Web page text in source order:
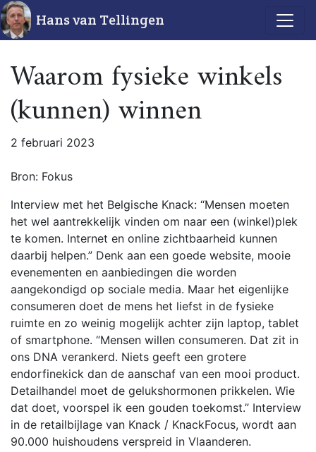
Hans van Tellingen
Waarom fysieke winkels
(kunnen) winnen
2 februari 2023
Bron: Fokus
Interview met het Belgische Knack: “Mensen moeten
het wel aantrekkelijk vinden om naar een (winkel)plek
te komen. Internet en online zichtbaarheid kunnen
daarbij helpen.” Denk aan een goede website, mooie
evenementen en aanbiedingen die worden
aangekondigd op sociale media. Maar het eigenlijke
consumeren doet de mens het liefst in de fysieke
ruimte en zo weinig mogelijk achter zijn laptop, tablet
of smartphone. “Mensen willen consumeren. Dat zit in
ons DNA verankerd. Niets geeft een grotere
endorfinekick dan de aanschaf van een mooi product.
Detailhandel moet de gelukshormonen prikkelen. Wie
dat doet, voorspel ik een gouden toekomst.” Interview
in de retailbijlage van Knack / KnackFocus, wordt aan
90.000 huishoudens verspreid in Vlaanderen.